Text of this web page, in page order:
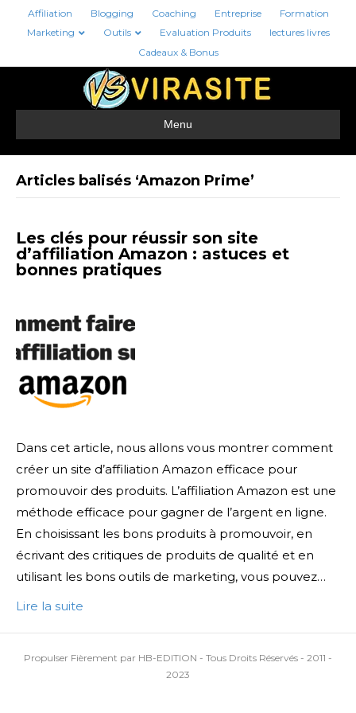
Affiliation Blogging Coaching Entreprise
Formation
Marketing
Outils Evaluation Produits
lectures livres
Cadeaux & Bonus
Menu
Articles balisés ‘Amazon Prime’
Les clés pour réussir son site
d’affiliation Amazon : astuces et
bonnes pratiques
Dans cet article, nous allons vous montrer comment
créer un site d’affiliation Amazon efficace pour
promouvoir des produits. L’affiliation Amazon est une
méthode efficace pour gagner de l’argent en ligne.
En choisissant les bons produits à promouvoir, en
écrivant des critiques de produits de qualité et en
utilisant les bons outils de marketing, vous pouvez…
Lire la suite
Propulser Fièrement par HB-EDITION - Tous Droits Réservés - 2011 -
2023